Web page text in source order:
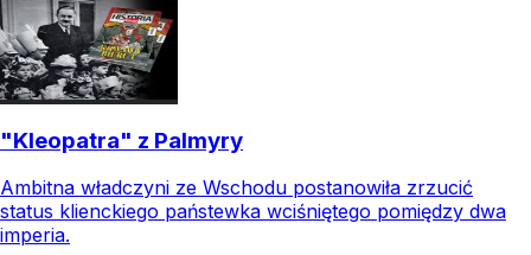
"Kleopatra" z Palmyry
Ambitna władczyni ze Wschodu postanowiła zrzucić
status klienckiego państewka wciśniętego pomiędzy dwa
imperia.